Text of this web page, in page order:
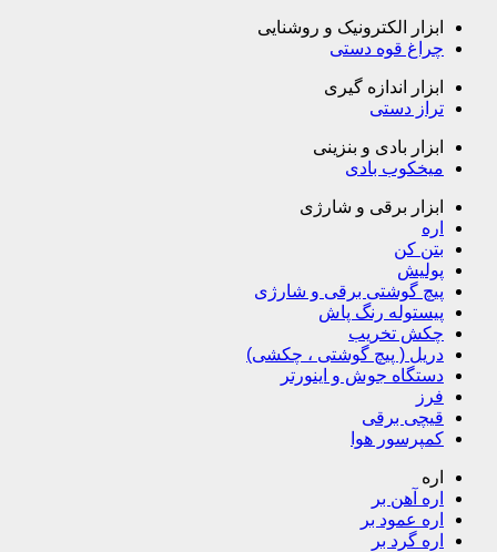
ابزار الکترونیک و روشنایی
چراغ قوه دستی
ابزار اندازه گیری
تراز دستی
ابزار بادی و بنزینی
میخکوب بادی
ابزار برقی و شارژی
اره
بتن کن
پولیش
پیچ گوشتی برقی و شارژی
پیستوله رنگ پاش
چکش تخریب
دریل ( پیچ گوشتی ، چکشی)
دستگاه جوش و اینورتر
فرز
قیچی برقی
کمپرسور هوا
اره
اره آهن بر
اره عمود بر
اره گرد بر